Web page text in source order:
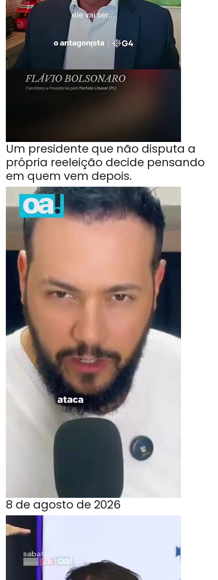
Um presidente que não disputa a
própria reeleição decide pensando
em quem vem depois.
8 de agosto de 2026